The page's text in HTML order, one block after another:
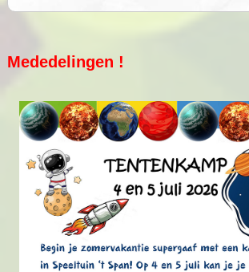
Mededelingen !